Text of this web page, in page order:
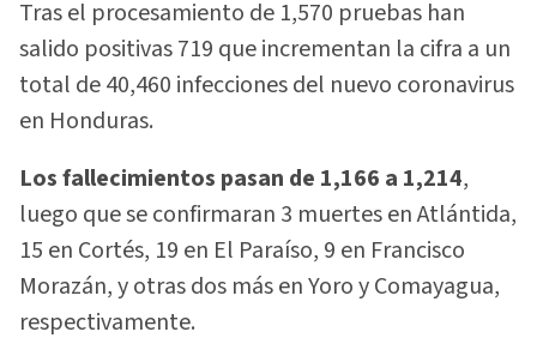
Tras el procesamiento de 1,570 pruebas han
salido positivas 719 que incrementan la cifra a un
total de 40,460 infecciones del nuevo coronavirus
en Honduras.
Los fallecimientos pasan de 1,166 a 1,214,
luego que se confirmaran 3 muertes en Atlántida,
15 en Cortés, 19 en El Paraíso, 9 en Francisco
Morazán, y otras dos más en Yoro y Comayagua,
respectivamente.